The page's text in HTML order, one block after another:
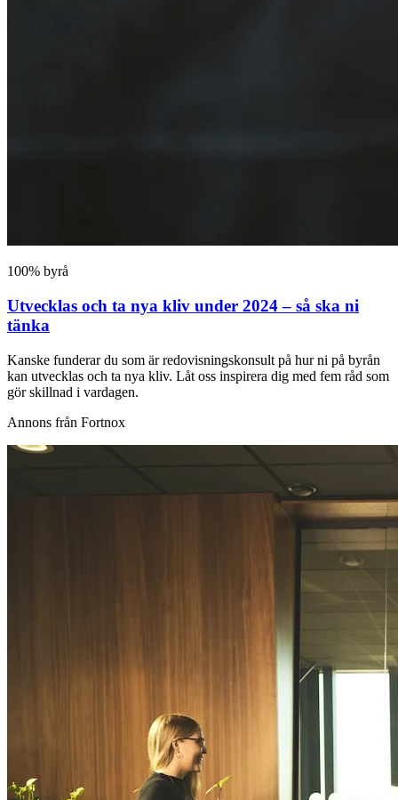
100% byrå
Utvecklas och ta nya kliv under 2024 – så ska ni
tänka
Kanske funderar du som är redovisningskonsult på hur ni på byrån
kan utvecklas och ta nya kliv. Låt oss inspirera dig med fem råd som
gör skillnad i vardagen.
Annons från Fortnox